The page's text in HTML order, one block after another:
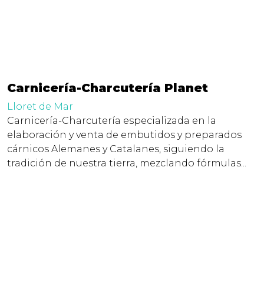
Carnicería-Charcutería Planet
Lloret de Mar
Carnicería-Charcutería especializada en la
elaboración y venta de embutidos y preparados
cárnicos Alemanes y Catalanes, siguiendo la
tradición de nuestra tierra, mezclando fórmulas...